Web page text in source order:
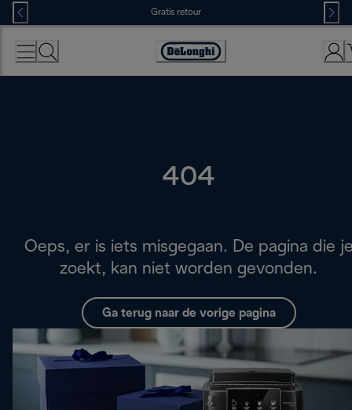
Skip
to
Content
Gratis retour
Accessibility
Statement
404
Oeps, er is iets misgegaan. De pagina die
zoekt, kan niet worden gevonden.
Ga terug naar de vorige pagina